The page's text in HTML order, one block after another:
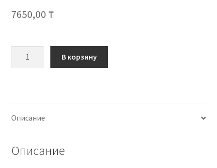
7650,00 ₸
N21Mobile
В корзину
Описание
Описание